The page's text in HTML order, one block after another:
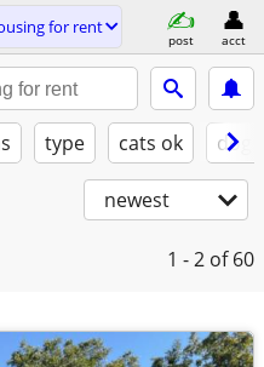
for rent
post acct
type cats ok
newest
1 - 2 of 60